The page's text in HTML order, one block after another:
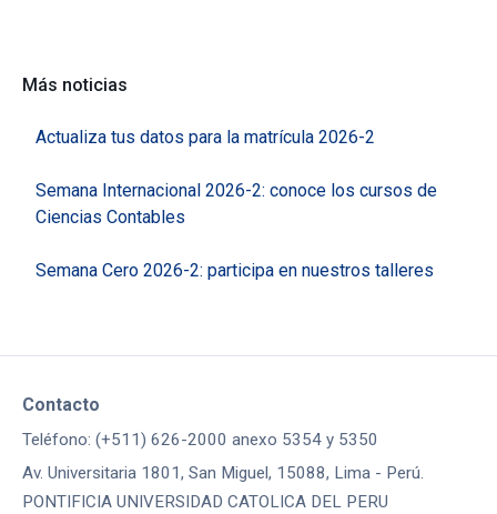
Más noticias
Actualiza tus datos para la matrícula 2026-2
Semana Internacional 2026-2: conoce los cursos de
Ciencias Contables
Semana Cero 2026-2: participa en nuestros talleres
Contacto
Teléfono: (+511) 626-2000 anexo 5354 y 5350
Av. Universitaria 1801, San Miguel, 15088, Lima - Perú.
PONTIFICIA UNIVERSIDAD CATOLICA DEL PERU